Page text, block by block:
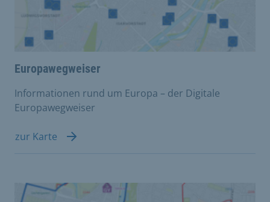
Europawegweiser
Informationen rund um Europa – der Digitale
Europawegweiser
zur Karte